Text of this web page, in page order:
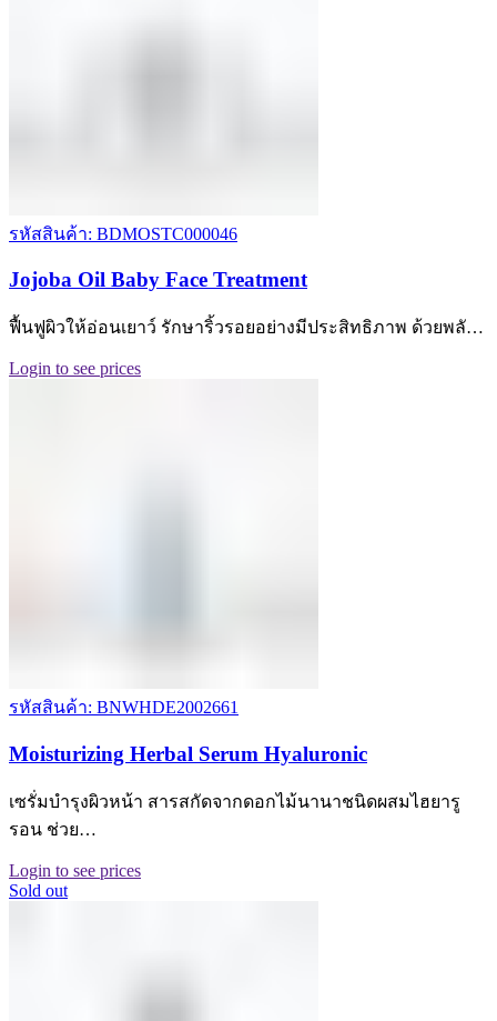
รหัสสินค้า: BDMOSTC000046
Jojoba Oil Baby Face Treatment
ฟื้นฟูผิวให้อ่อนเยาว์ รักษาริ้วรอยอย่างมีประสิทธิภาพ ด้วยพลั…
Login to see prices
รหัสสินค้า: BNWHDE2002661
Moisturizing Herbal Serum Hyaluronic
เซรั่มบำรุงผิวหน้า สารสกัดจากดอกไม้นานาชนิดผสมไฮยารู
รอน ช่วย…
Login to see prices
Sold out